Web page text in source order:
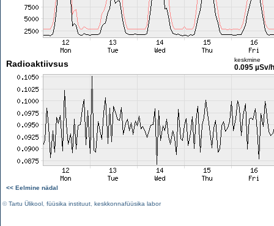
Radioaktiivsus keskmine
0.095 µSv/h
<< Eelmine nädal
©Tartu Ülikool füüsika instituut keskkonnafüüsika labor